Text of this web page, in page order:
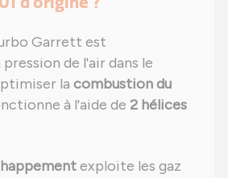
Garrett est
de l'air dans le
la combustion du
à l'aide de 2 hélices
exploite les gaz